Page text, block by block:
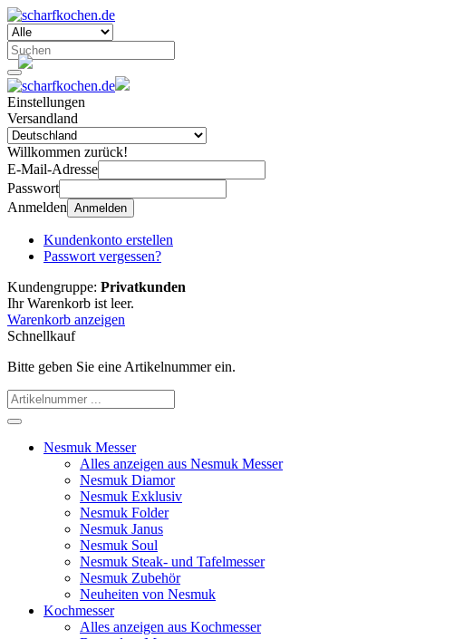
Einstellungen
Versandland
Willkommen zurück!
E-Mail-Adresse
Passwort
Anmelden Anmelden
Kundenkonto erstellen
Passwort vergessen?
Kundengruppe: Privatkunden
Ihr Warenkorb ist leer.
Warenkorb anzeigen
Schnellkauf
Bitte geben Sie eine Artikelnummer ein.
Nesmuk Messer
Alles anzeigen aus Nesmuk Messer
Nesmuk Diamor
Nesmuk Exklusiv
Nesmuk Folder
Nesmuk Janus
Nesmuk Soul
Nesmuk Steak- und Tafelmesser
Nesmuk Zubehör
Neuheiten von Nesmuk
Kochmesser
Alles anzeigen aus Kochmesser